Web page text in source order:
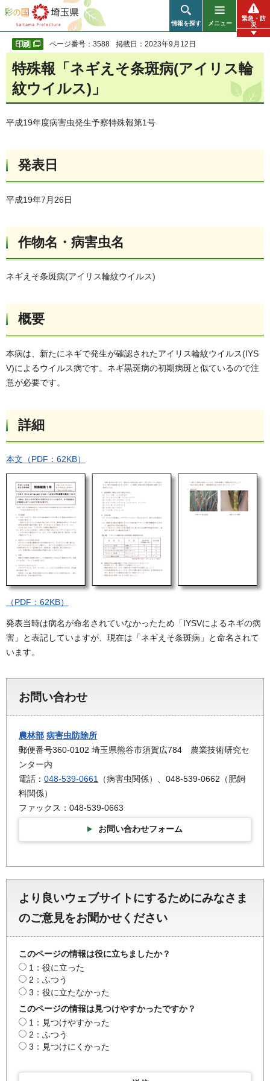
彩の国 埼玉県
情報を探す メニュー
緊急・防
災
ページ番号：3588 掲載日：2023年9月12日
特殊報「ネギえそ条斑病(アイリス輪
紋ウイルス)」
平成19年度病害虫発生予察特殊報第1号
発表日
平成19年7月26日
作物名・病害虫名
ネギえそ条斑病(アイリス輪紋ウイルス)
概要
本病は、新たにネギで発生が確認されたアイリス輪紋ウイルス(IYS
V)によるウイルス病です。ネギ黒斑病の初期病斑と似ているので注
意が必要です。
詳細
本文（PDF：62KB）
（PDF：62KB）
発表当時は病名が命名されていなかったため「IYSVによるネギの病
害」と表記していますが、現在は「ネギえそ条斑病」と命名されて
います。
お問い合わせ
農林部 病害虫防除所
郵便番号360-0102 埼玉県熊谷市須賀広784 農業技術研究セ
ンター内
電話： 048-539-0661
（病害虫関係）、048-539-0662（肥飼
料関係）
ファックス：048-539-0663
お問い合わせフォーム
より良いウェブサイトにするためにみなさま
のご意見をお聞かせください
このページの情報は役に立ちましたか？
1：役に立った
2：ふつう
3：役に立たなかった
このページの情報は見つけやすかったですか？
1：見つけやすかった
2：ふつう
3：見つけにくかった